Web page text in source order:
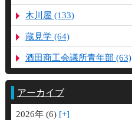
木川屋 (133)
蔵見学 (64)
酒田商工会議所青年部 (63)
アーカイブ
2026年 (6)